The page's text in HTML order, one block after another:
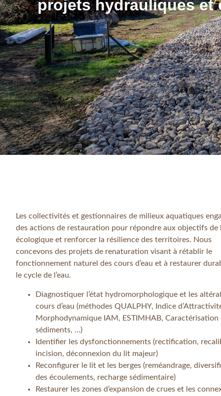
projets hydrauliques et
Exemples
Les collectivités et gestionnaires de milieux aquatiques
des actions de restauration pour répondre aux objectifs de
écologique et renforcer la résilience des territoires. Nous
concevons des projets de renaturation visant à rétablir le
fonctionnement naturel des cours d’eau et à restaurer
le cycle de l’eau.
Diagnostiquer l’état hydromorphologique et les
cours d’eau (méthodes QUALPHY, Indice
Morphodynamique IAM, ESTIMHAB, Caractérisation
sédiments, …)
Identifier les dysfonctionnements (rectification,
incision, déconnexion du lit majeur)
Reconfigurer le lit et les berges (reméandrage,
des écoulements, recharge sédimentaire)
Restaurer les zones d’expansion de crues et les